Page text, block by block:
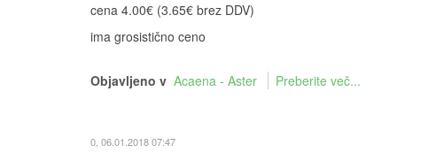
cena 4.00€ (3.65€ brez DDV)
ima grosistično ceno
Objavljeno v Acaena - Aster Preberite več...
0, 06.01.2018 07:47